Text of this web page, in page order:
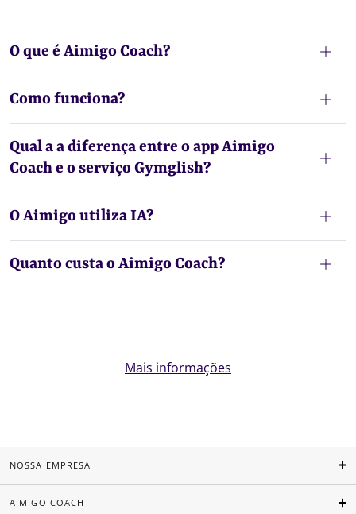
O que é Aimigo Coach?
Como funciona?
Qual a a diferença entre o app Aimigo
Coach e o serviço Gymglish?
O Aimigo utiliza IA?
Quanto custa o Aimigo Coach?
Mais informações
NOSSA EMPRESA
AIMIGO COACH